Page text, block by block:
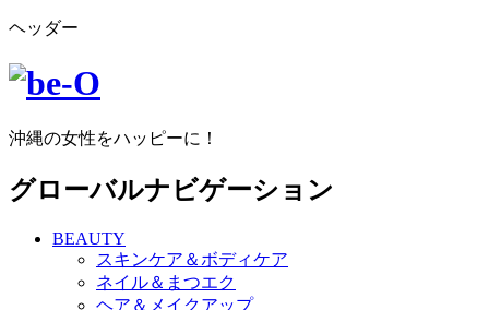
ヘッダー
沖縄の女性をハッピーに！
グローバルナビゲーション
BEAUTY
スキンケア＆ボディケア
ネイル＆まつエク
ヘア＆メイクアップ